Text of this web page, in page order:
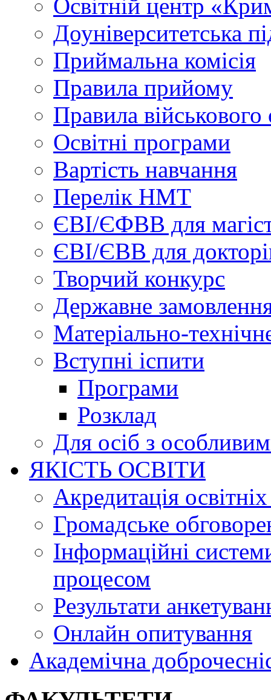
Освітній центр
Доуніверситетська
Приймальна комісія
Правила прийому
Правила військового
Освітні програми
Вартість навчання
Перелік НМТ
ЄВІ/ЄФВВ для
ЄВІ/ЄВВ для
Творчий конкурс
Державне
Матеріально-
Вступні іспити
Програми
Розклад
Для осіб з
ЯКІСТЬ ОСВІТИ
Акредитація
Громадське
Інформаційні
процесом
Результати
Онлайн опитування
Академічна